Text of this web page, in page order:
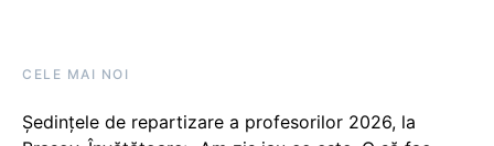
CELE MAI NOI
Ședințele de repartizare a profesorilor 2026, la